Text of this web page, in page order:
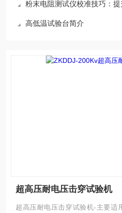
粉末电阻测试仪校准技巧：
高低温试验台简介
超高压耐电压击穿试验机
超高压耐电压击穿试验机-主要适